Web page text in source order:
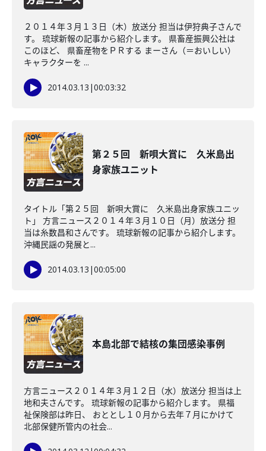
２０１４年３月１３日（木）放送分 担当は伊狩典子さんで
す。 琉球新報の記事から紹介します。 県畜産振興公社は
このほど、 県畜産物をＰＲする まーさん（＝おいしい）
キャラクターを ...
2014.03.13 |00:03:32
第２５回 新唄大賞に 久米島出
身家族ユニット
タイトル「第２５回 新唄大賞に 久米島出身家族ユニッ
ト」 方言ニュース２０１４年３月１０日（月）放送分 担
当は糸数昌和さんです。 琉球新報の記事から紹介します。
沖縄民謡の発展と...
2014.03.13 |00:05:00
本島北部で結核の集団感染事例
方言ニュース２０１４年３月１２日（水）放送分 担当は上
地和夫さんです。 琉球新報の記事から紹介します。 県福
祉保険部は昨日、 おととし１０月から去年７月にかけて
北部保健所管内の社会...